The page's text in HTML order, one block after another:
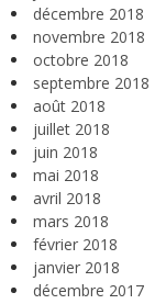
décembre 2018
novembre 2018
octobre 2018
septembre 2018
août 2018
juillet 2018
juin 2018
mai 2018
avril 2018
mars 2018
février 2018
janvier 2018
décembre 2017